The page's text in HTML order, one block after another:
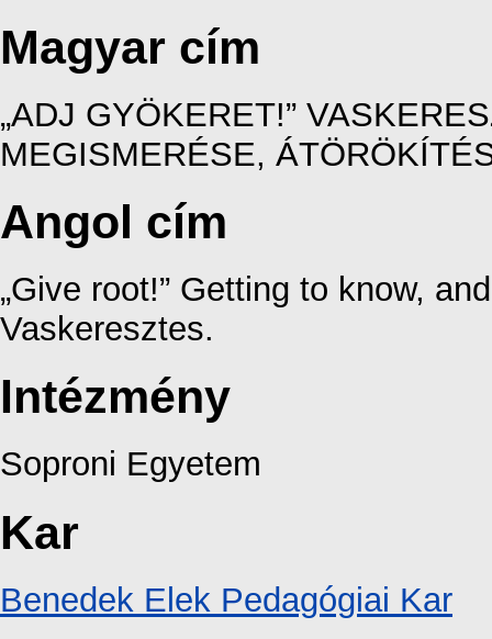
Magyar cím
„ADJ GYÖKERET!”
MEGISMERÉSE,
Angol cím
„Give root!” Getting to know,
Vaskeresztes.
Intézmény
Soproni Egyetem
Kar
Benedek Elek Pedagógiai Kar